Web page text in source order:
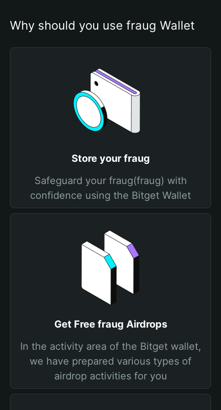
Why should you use fraug Wallet
Store your fraug
Safeguard your fraug(fraug) with
confidence using the Bitget Wallet
Get Free fraug Airdrops
In the activity area of the Bitget wallet,
we have prepared various types of
airdrop activities for you